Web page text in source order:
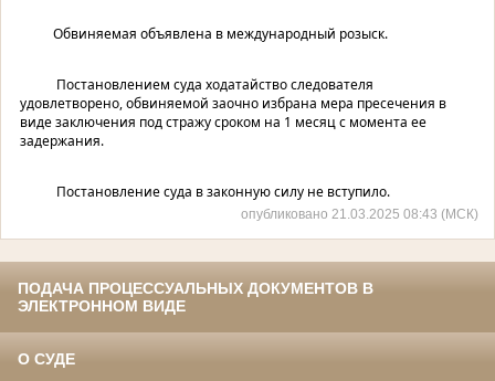
Обвиняемая объявлена в международный розыск.
Постановлением суда ходатайство следователя
удовлетворено, обвиняемой заочно избрана мера пресечения в
виде заключения под стражу сроком на 1 месяц с момента ее
задержания.
Постановление суда в законную силу не вступило.
опубликовано 21.03.2025 08:43 (МСК)
ПОДАЧА ПРОЦЕССУАЛЬНЫХ ДОКУМЕНТОВ В
ЭЛЕКТРОННОМ ВИДЕ
О СУДЕ